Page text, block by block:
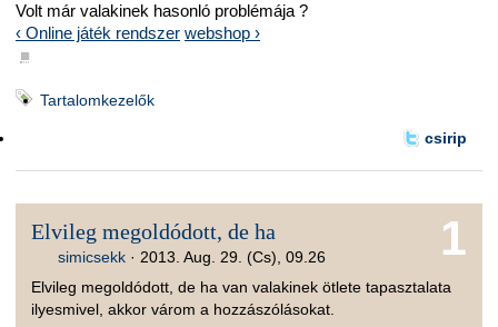
Volt már valakinek hasonló problémája ?
‹ Online játék rendszer webshop ›
■
Tartalomkezelők
csirip
1
Elvileg megoldódott, de ha
simicsekk · 2013. Aug. 29. (Cs), 09.26
Elvileg megoldódott, de ha van valakinek ötlete tapasztalata
ilyesmivel, akkor várom a hozzászólásokat.